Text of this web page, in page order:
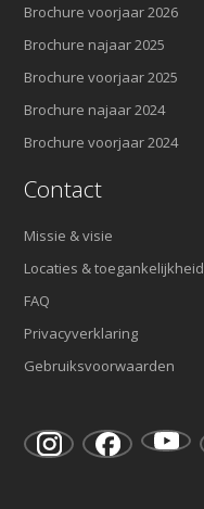
Brochure voorjaar 2026
Brochure najaar 2025
Brochure voorjaar 2025
Brochure najaar 2024
Brochure voorjaar 2024
Contact
Missie & visie
Locaties & toegankelijkheid
FAQ
Privacyverklaring
Gebruiksvoorwaarden